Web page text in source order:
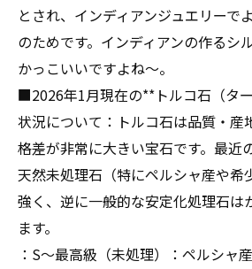
とされ、インディアンジュエリーで
のためです。インディアンの作るシ
かっこいいですよね〜。
■2026年1月現在の**トルコ石（タ
状況について：トルコ石は品質・産
格差が非常に大きい宝石です。最近
天然未処理石（特にペルシャ産や希
強く、逆に一般的な安定化処理石は
ます。
：S〜最高級（未処理）：ペルシャ